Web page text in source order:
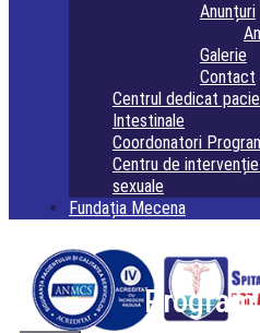
Anunțuri
Galerie
Contact
Centrul dedicat
Intestinale
Coordonatori
Centru de
sexuale
Fundația Mecena